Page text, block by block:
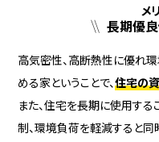
メ
長期優
高気密性、高断熱性に優れ
める家ということで、住宅の
また、住宅を長期に使用す
制、環境負荷を軽減すると